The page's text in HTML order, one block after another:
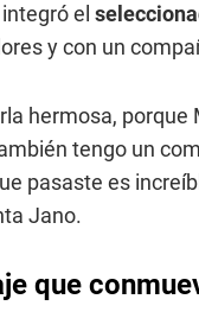
el
y con un
hermosa,
tengo un
pasaste es
Jano.
que